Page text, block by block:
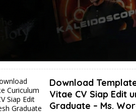
Download
Vitae CV Siap Edit
Graduate – Ms.